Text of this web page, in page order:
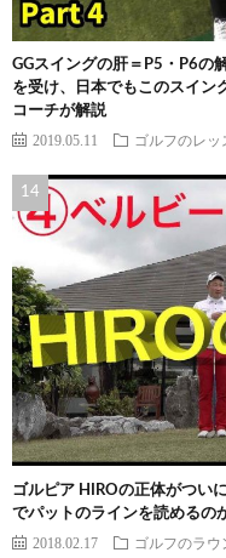
GGスイングの肝＝P5・P6の
を受け、日本でもこのスイン
コーチが解説
2019.05.11 ゴルフのレッ
ゴルピア HIROの正体がつい
でパットのラインを読めるの
2018.02.17 ゴルフのラウ